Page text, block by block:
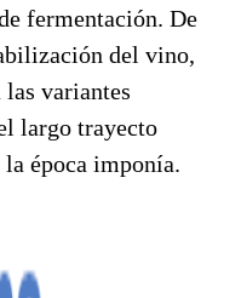
fermentación. De
del vino,
variantes
largo trayecto
época imponía.